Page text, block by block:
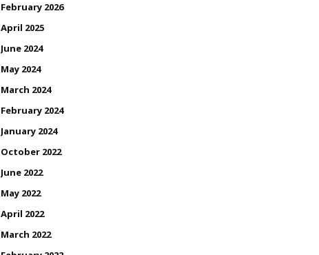
February 2026
April 2025
June 2024
May 2024
March 2024
February 2024
January 2024
October 2022
June 2022
May 2022
April 2022
March 2022